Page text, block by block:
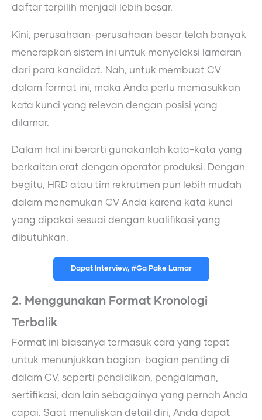
daftar terpilih menjadi lebih besar.
Kini, perusahaan-perusahaan besar telah banyak
menerapkan sistem ini untuk menyeleksi lamaran
dari para kandidat. Nah, untuk membuat CV
dalam format ini, maka Anda perlu memasukkan
kata kunci yang relevan dengan posisi yang
dilamar.
Dalam hal ini berarti gunakanlah kata-kata yang
berkaitan erat dengan operator produksi. Dengan
begitu, HRD atau tim rekrutmen pun lebih mudah
dalam menemukan CV Anda karena kata kunci
yang dipakai sesuai dengan kualifikasi yang
dibutuhkan.
Dapat Interview, #Ga Pake Lamar
2. Menggunakan Format Kronologi
Terbalik
Format ini biasanya termasuk cara yang tepat
untuk menunjukkan bagian-bagian penting di
dalam CV, seperti pendidikan, pengalaman,
sertifikasi, dan lain sebagainya yang pernah Anda
capai. Saat menuliskan detail diri, Anda dapat